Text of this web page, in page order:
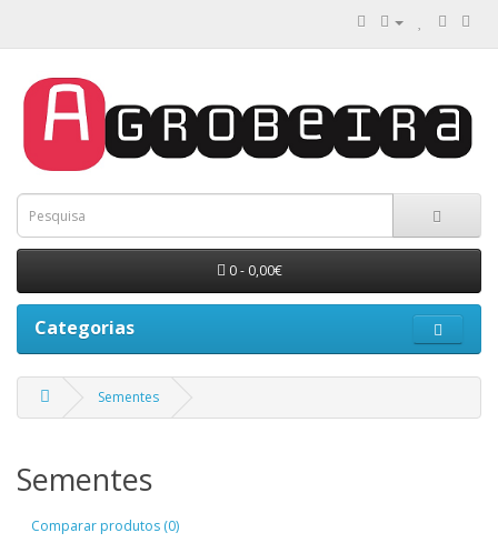
0 - 0,00€
Categorias
Sementes
Sementes
Comparar produtos (0)